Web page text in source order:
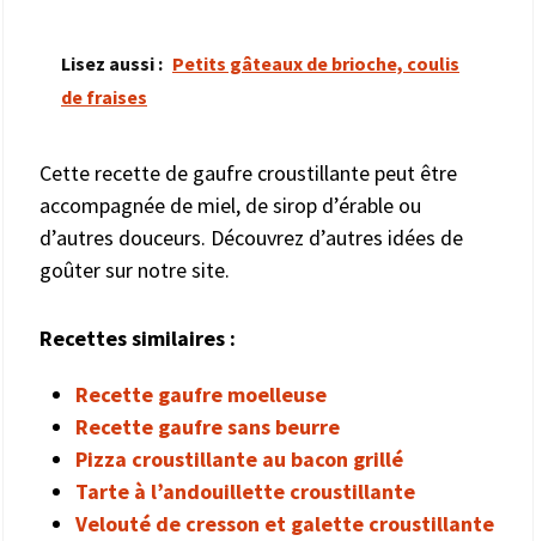
Lisez aussi : Petits gâteaux de brioche, coulis
de fraises
Cette recette de gaufre croustillante peut être
accompagnée de miel, de sirop d’érable ou
d’autres douceurs. Découvrez d’autres idées de
goûter sur notre site.
Recettes similaires :
Recette gaufre moelleuse
Recette gaufre sans beurre
Pizza croustillante au bacon grillé
Tarte à l’andouillette croustillante
Velouté de cresson et galette croustillante